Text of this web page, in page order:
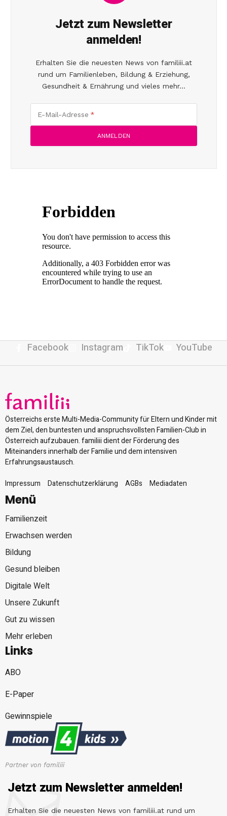
Jetzt zum Newsletter
anmelden!
Erhalten Sie die neuesten News von familiii.at
rund um Familienleben, Bildung & Erziehung,
Gesundheit & Ernährung und vieles mehr...
E-Mail-Adresse
Facebook Instagram TikTok YouTube
Österreichs erste Multi-Media-Community für Eltern und Kinder mit
dem Ziel, den buntesten und anspruchsvollsten Familien-Club in
Österreich aufzubauen. familiii dient der Förderung des
Miteinanders innerhalb der Familie und dem intensiven
Erfahrungsaustausch.
Impressum
Datenschutzerklärung AGBs Mediadaten
Menü
Familienzeit
Erwachsen werden
Bildung
Gesund bleiben
Digitale Welt
Unsere Zukunft
Gut zu wissen
Mehr erleben
Links
ABO
E-Paper
Gewinnspiele
Partner von familiii
Jetzt zum Newsletter anmelden!
Erhalten Sie die neuesten News von familiii.at rund um